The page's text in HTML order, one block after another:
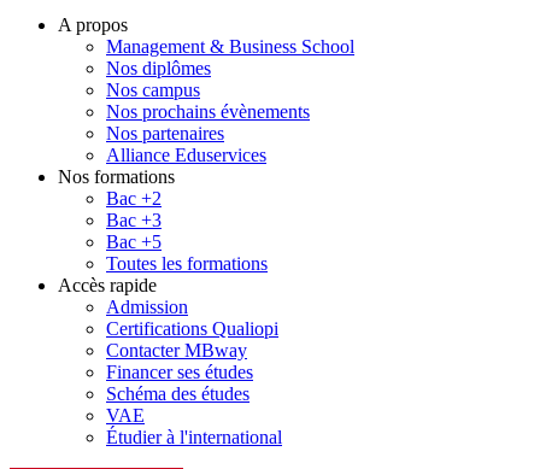
A propos
Management & Business School
Nos diplômes
Nos campus
Nos prochains évènements
Nos partenaires
Alliance Eduservices
Nos formations
Bac +2
Bac +3
Bac +5
Toutes les formations
Accès rapide
Admission
Certifications Qualiopi
Contacter MBway
Financer ses études
Schéma des études
VAE
Étudier à l'international